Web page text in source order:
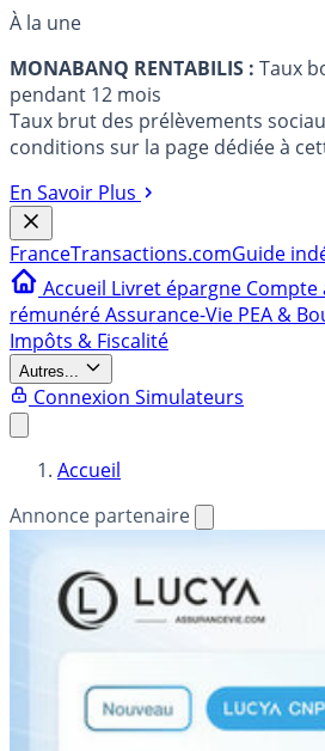
À la une
MONABANQ RENTABILIS : Taux
pendant 12 mois
Taux brut des prélèvements
conditions sur la page dédiée à
En Savoir Plus
FranceTransactions.comGuide
Accueil Livret épargne Compte
rémunéréAssurance-Vie PEA &
Impôts & Fiscalité
Autres...
Connexion Simulateurs
Accueil
Annonce partenaire